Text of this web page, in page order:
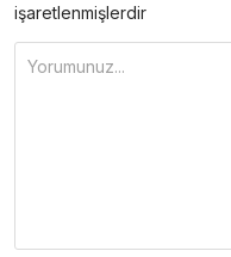
işaretlenmişlerdir